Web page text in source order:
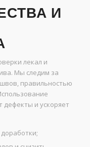
И
лекал и
Мы следим за
правильностью
дефекты и ускоряет